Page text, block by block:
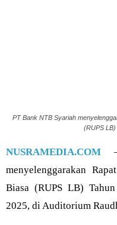
PT Bank NTB Syariah
(RUPS LB)
NUSRAMEDIA.COM —
menyelenggarakan
Biasa (RUPS LB)
2025, di Auditorium